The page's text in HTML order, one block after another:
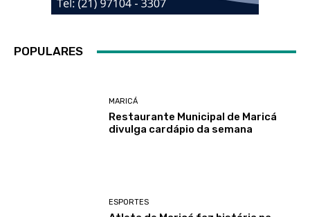
POPULARES
MARICÁ
Restaurante Municipal de Maricá
divulga cardápio da semana
ESPORTES